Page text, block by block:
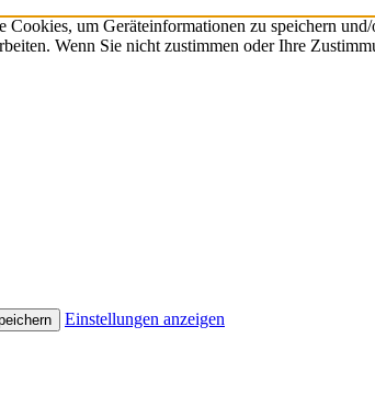
um Geräteinformationen zu speichern
Wenn Sie nicht zustimmen oder Ihre
Einstellungen anzeigen